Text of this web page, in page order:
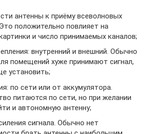
антенны к приёму всеволновых
положительно повлияет на
и число принимаемых каналов;
внутренний и внешний. Обычно
помещений хуже принимают сигнал,
установить;
по сети или от аккумулятора.
питаются по сети, но при желании
и автономную антенну;
сигнала. Обычно нет